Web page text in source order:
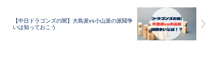
【中日ドラゴンズの闇】大島派vs小山派の派閥争
いは知っておこう